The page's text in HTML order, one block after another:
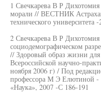
1 Свечкарева В Р Дихотомия
морали // ВЕСТНИК
технического
2 Свечкарева В Р Дихотомия
социодемографическом
// Здоровый образ жизни для
Всероссийской научно-
ноября 2006 г) / Под
профессора М Э Елютиной -
«Наука», 2007 -С 186-191